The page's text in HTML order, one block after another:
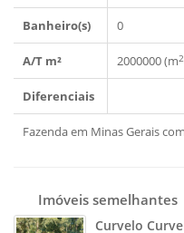
Banheiro(s) 0
A/T m² 2000000 (m2
Diferenciais
Fazenda em Minas Gerais
Imóveis semelhantes
Curvelo